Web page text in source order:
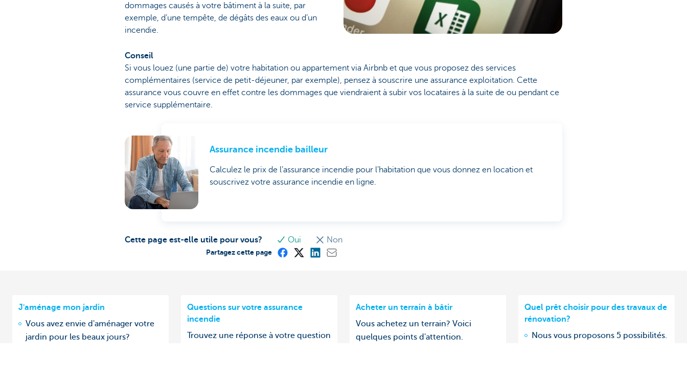
dommages causés à votre bâtiment à la suite, par
exemple, d’une tempête, de dégâts des eaux ou d’un
incendie.
Conseil
Si vous louez (une partie de) votre habitation ou appartement via Airbnb et que vous proposez des services
complémentaires (service de petit-déjeuner, par exemple), pensez à souscrire une assurance exploitation. Cette
assurance vous couvre en effet contre les dommages que viendraient à subir vos locataires à la suite de ou pendant ce
service supplémentaire.
Assurance incendie bailleur
Calculez le prix de l’assurance incendie pour l’habitation que vous donnez en location et
souscrivez votre assurance incendie en ligne.
Cette page est-elle utile pour vous? Oui Non
Partagez cette page
J'aménage mon jardin
Vous avez envie d'aménager votre
jardin pour les beaux jours?
Questions sur votre assurance
incendie
Trouvez une réponse à votre question
Acheter un terrain à bâtir
Vous achetez un terrain? Voici
quelques points d'attention.
Quel prêt choisir pour des travaux de
rénovation?
Nous vous proposons 5 possibilités.